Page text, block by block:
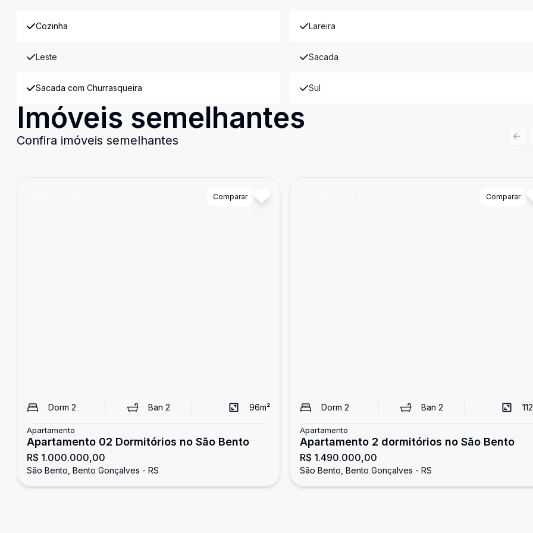
Cozinha Lareira
Leste Sacada
Sacada com Churrasqueira Sul
Imóveis semelhantes
Confira imóveis semelhantes
Comparar
Dorm 2 Ban2 96m²
Apartamento
Apartamento 02 Dormitórios no São Bento
R$ 1.000.000,00
São Bento, Bento Gonçalves - RS
Comparar
Dorm 2 Ban 2 112
Apartamento
Apartamento 2 dormitórios no São Bento
R$ 1.490.000,00
São Bento, Bento Gonçalves - RS